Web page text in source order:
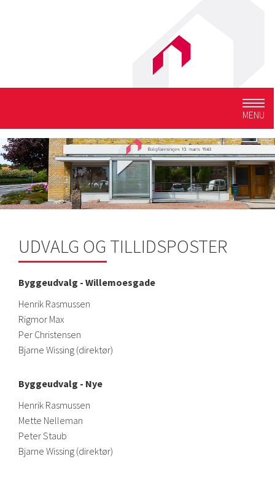
MENU
UDVALG OG TILLIDSPOSTER
Byggeudvalg - Willemoesgade
Henrik Rasmussen
Rigmor Max
Per Christensen
Bjarne Wissing (direktør)
Byggeudvalg - Nye
Henrik Rasmussen
Mette Nelleman
Peter Staub
Bjarne Wissing (direktør)